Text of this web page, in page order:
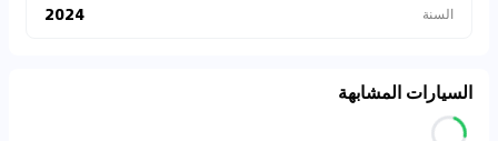
السنة 2024
السيارات المشابهة